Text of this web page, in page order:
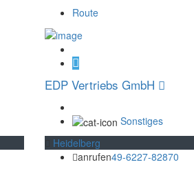
Route
EDP Vertriebs GmbH
Sonstiges
Heidelberg
anrufen49-6227-82870